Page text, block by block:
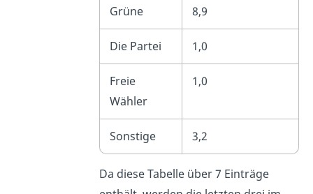
Grüne 8,9
Die Partei 1,0
Freie
Wähler
1,0
Sonstige 3,2
Da diese Tabelle über 7 Einträge